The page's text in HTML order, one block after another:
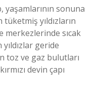
yaşamlarının sonuna
tüketmiş yıldızların
merkezlerinde sıcak
geride
toz ve gaz bulutları
devin çapı